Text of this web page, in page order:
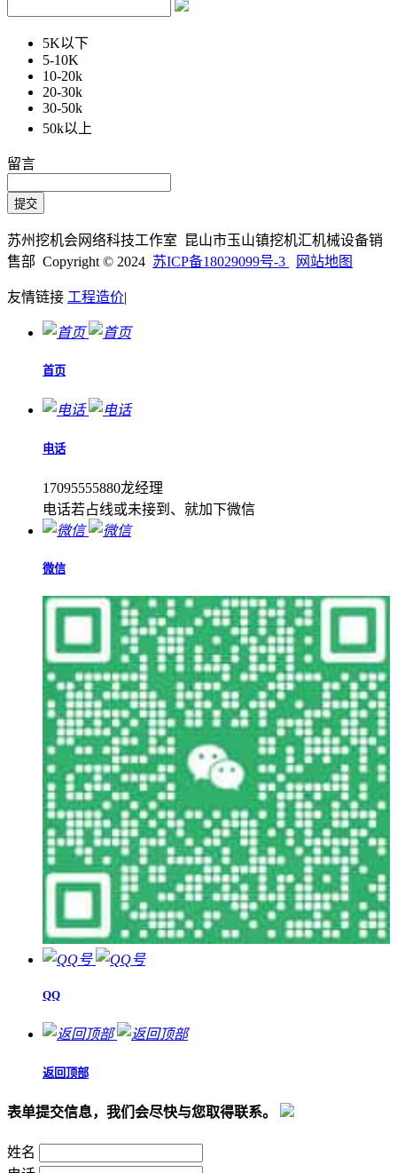
5K以下
5-10K
10-20k
20-30k
30-50k
50k以上
留言
苏州挖机会网络科技工作室 昆山市玉山镇挖机汇机械设备销
售部 Copyright © 2024 苏ICP备18029099号-3 网站地图
友情链接 工程造价|
首页
电话
17095555880龙经理
电话若占线或未接到、就加下微信
微信
QQ
返回顶部
表单提交信息，我们会尽快与您取得联系。
姓名